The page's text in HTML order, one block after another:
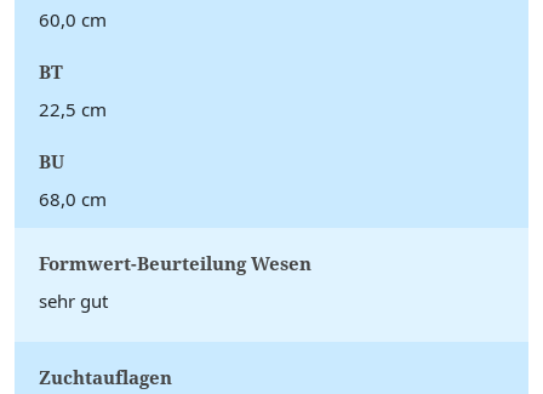
60,0 cm
BT
22,5 cm
BU
68,0 cm
Formwert-Beurteilung Wesen
sehr gut
Zuchtauflagen